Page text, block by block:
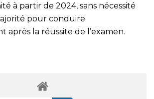
à partir de 2024, sans nécessité
pour conduire
après la réussite de l’examen.